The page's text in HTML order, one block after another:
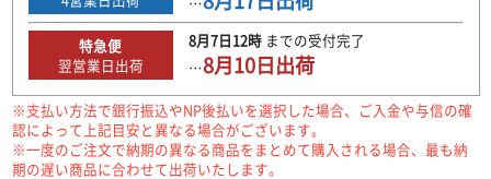
特急便
翌営業日出荷
8月7日12時までの受付完了
…8月10日出荷
※支払い方法で銀行振込やNP後払いを選択した場合、ご入金や与信の確
認によって上記目安と異なる場合がございます。
※一度のご注文で納期の異なる商品をまとめて購入される場合、最も納
期の遅い商品に合わせて出荷いたします。